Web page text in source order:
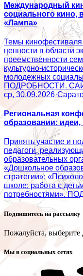
Международный
социального кино,
«Лампа»
Темы кинофестиваля
ценности в области
преемственности
культурно-
молодежных
ПОДРОБНОСТИ.
ср, 30.09.2026·
Региональная
образовании: идеи,
Принять участие и
педагоги,
образовательных
«Дошкольное
стратегии»;
школе: работа с
потребностями».
Подпишитесь на рассылку
Пожалуйста,
Мы в социальных сетях